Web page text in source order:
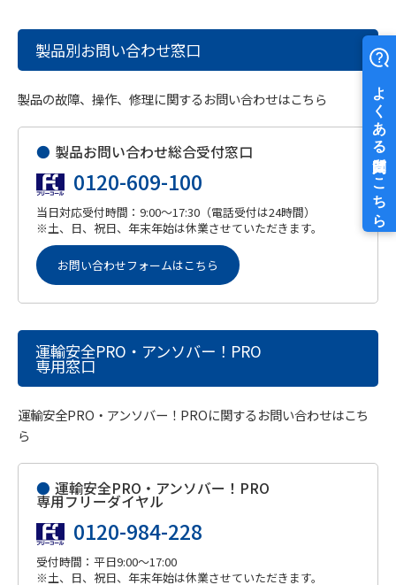
製品別お問い合わせ窓口
製品の故障、操作、修理に関するお問い合わせはこちら
● 製品お問い合わせ総合受付窓口
0120-609-100
当日対応受付時間：9:00～17:30（電話受付は24時間）
※土、日、祝日、年末年始は休業させていただきます。
お問い合わせフォームはこちら
運輸安全PRO・アンソバー！PRO
専用窓口
運輸安全PRO・アンソバー！PROに関するお問い合わせはこち
ら
● 運輸安全PRO・アンソバー！PRO
専用フリーダイヤル
0120-984-228
受付時間：平日9:00～17:00
※土、日、祝日、年末年始は休業させていただきます。